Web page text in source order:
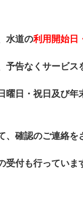
水道の利用開始日
告なくサービス
日・祝日及び年
確認のご連絡を
付も行っていま